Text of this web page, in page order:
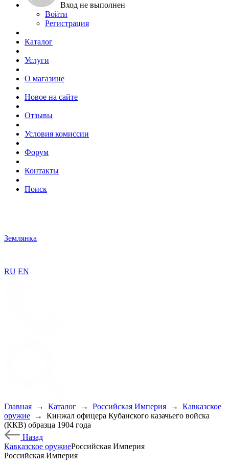
Вход не выполнен
Войти
Регистрация
Каталог
Услуги
О магазине
Новое на сайте
Отзывы
Условия комиссии
Форум
Контакты
Поиск
Землянка
RU EN
Главная → Каталог → Российская Империя →
Кавказское
оружие
→
Кинжал офицера Кубанского казачьего войска
(ККВ) образца 1904 года
Назад
Кавказское оружиеРоссийская Империя
Российская Империя